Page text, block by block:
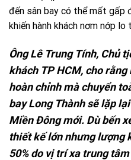
đến sân bay có thể mất gấp
khiến hành khách nơm nớp lo
Ông Lê Trung Tính, Chủ
khách TP HCM, cho
hoàn chỉnh mà chuyển
bay Long Thành sẽ lặp
Miền Đông mới. Dù bến
thiết kế lớn nhưng lượng
50% do vị trí xa trung